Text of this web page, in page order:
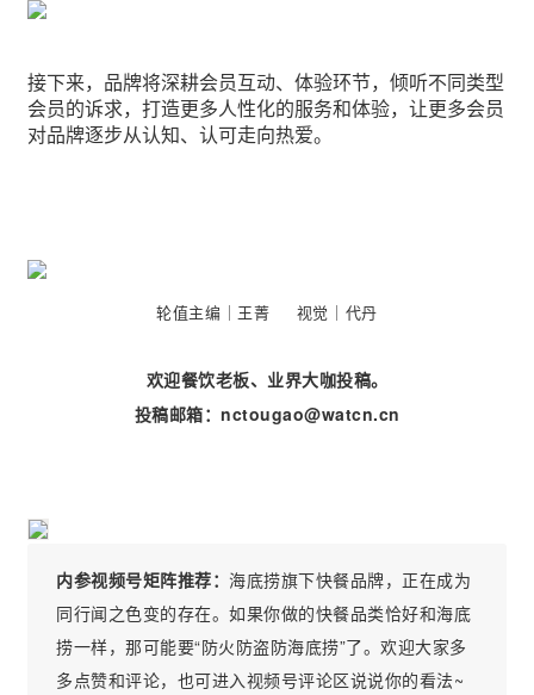
接下来，品牌将深耕会员互动、体验环节，倾听不同类型
会员的诉求，打造更多人性化的服务和体验，让更多会员
对品牌逐步从认知、认可走向热爱。
轮值主编｜王菁 视觉｜代丹
欢迎餐饮老板、业界大咖投稿。
投稿邮箱：nctougao@watcn.cn
内参视频号矩阵推荐： 海底捞旗下快餐品牌，正在成为
同行闻之色变的存在。如果你做的快餐品类恰好和海底
捞一样，那可能要“防火防盗防海底捞”了。欢迎大家多
多点赞和评论，也可进入视频号评论区说说你的看法~